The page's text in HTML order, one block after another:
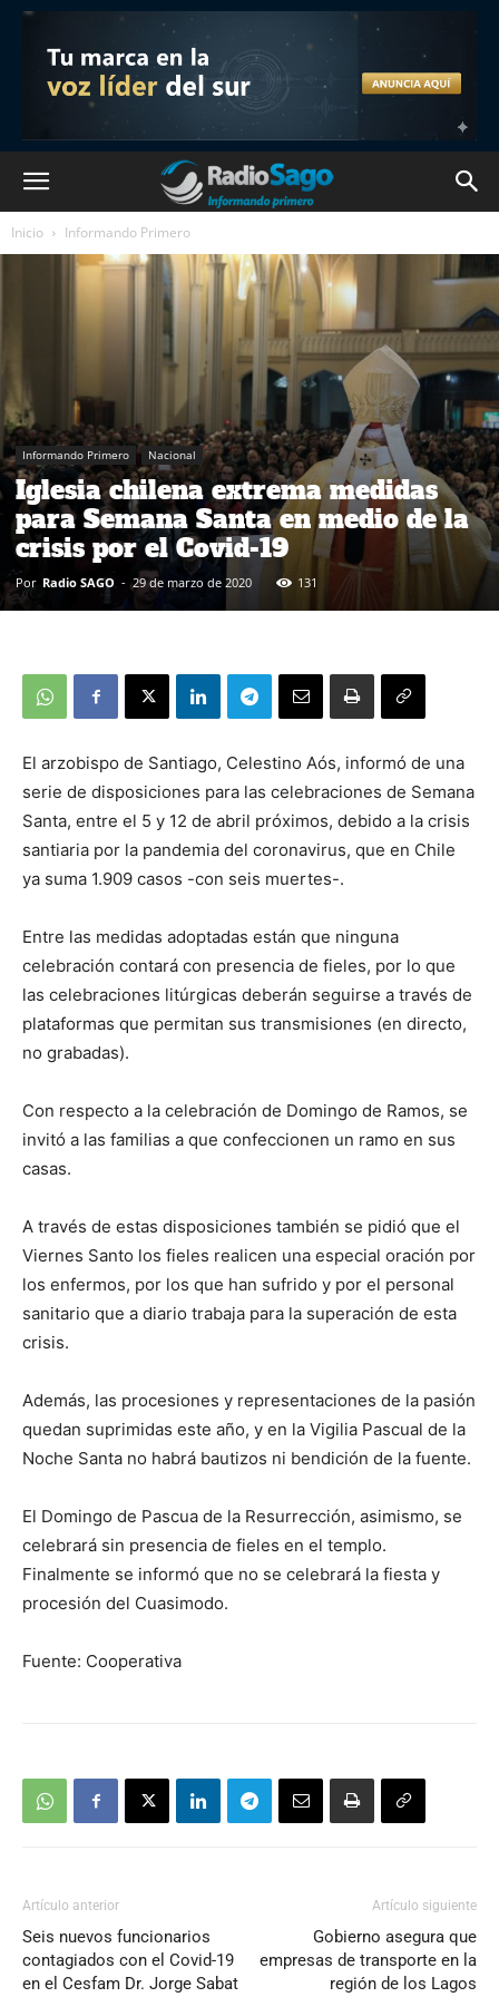
Inicio Informando Primero
Informando Primero Nacional
Iglesia chilena extrema medidas
para Semana Santa en medio de la
crisis por el Covid-19
Por Radio SAGO - 29 de marzo de 2020 131
El arzobispo de Santiago, Celestino Aós, informó de una
serie de disposiciones para las celebraciones de Semana
Santa, entre el 5 y 12 de abril próximos, debido a la crisis
santiaria por la pandemia del coronavirus, que en Chile
ya suma 1.909 casos -con seis muertes-.
Entre las medidas adoptadas están que ninguna
celebración contará con presencia de fieles, por lo que
las celebraciones litúrgicas deberán seguirse a través de
plataformas que permitan sus transmisiones (en directo,
no grabadas).
Con respecto a la celebración de Domingo de Ramos, se
invitó a las familias a que confeccionen un ramo en sus
casas.
A través de estas disposiciones también se pidió que el
Viernes Santo los fieles realicen una especial oración por
los enfermos, por los que han sufrido y por el personal
sanitario que a diario trabaja para la superación de esta
crisis.
Además, las procesiones y representaciones de la pasión
quedan suprimidas este año, y en la Vigilia Pascual de la
Noche Santa no habrá bautizos ni bendición de la fuente.
El Domingo de Pascua de la Resurrección, asimismo, se
celebrará sin presencia de fieles en el templo.
Finalmente se informó que no se celebrará la fiesta y
procesión del Cuasimodo.
Fuente: Cooperativa
Artículo anterior
Seis nuevos funcionarios
contagiados con el Covid-19
en el Cesfam Dr. Jorge Sabat
Artículo siguiente
Gobierno asegura que
empresas de transporte en la
región de los Lagos